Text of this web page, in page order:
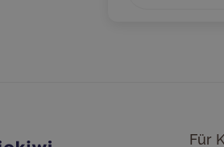
Tickiwi-Plattform Für